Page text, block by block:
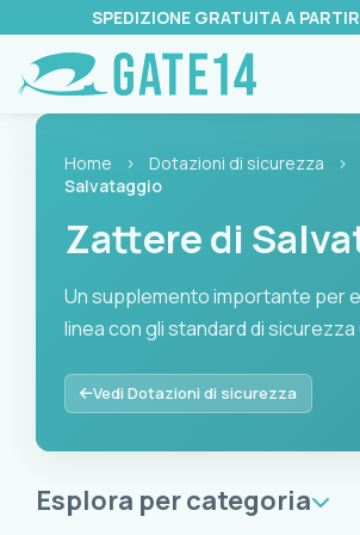
SPEDIZIONE GRATUITA A
Home › Dotazioni di sicurezza ›
Salvataggio
Zattere di
Un supplemento importante per
linea con gli standard di sicurezza
Un supplemento importante per
Vedi Dotazioni di sicurezza
Esplora per categoria